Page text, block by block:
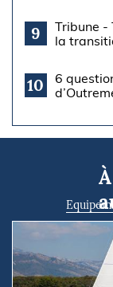
9
Tribune -
la
10
6